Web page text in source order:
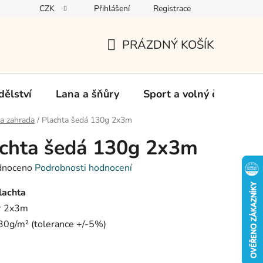
CZK Přihlášení Registrace
KOŠÍK
PRÁZDNÝ KOŠÍK
Lana a šňůry Sport a volný čas
zahrada / Plachta šedá 130g 2x3m
šedá 130g 2x3m
Podrobnosti hodnocení
2x3m
m² (tolerance +/-5%)